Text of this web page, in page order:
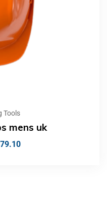
Tools
mens uk
79.10